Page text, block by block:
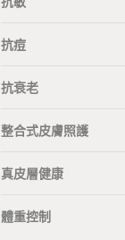
抗痘
抗衰老
整合式皮膚照護
真皮層健康
體重控制